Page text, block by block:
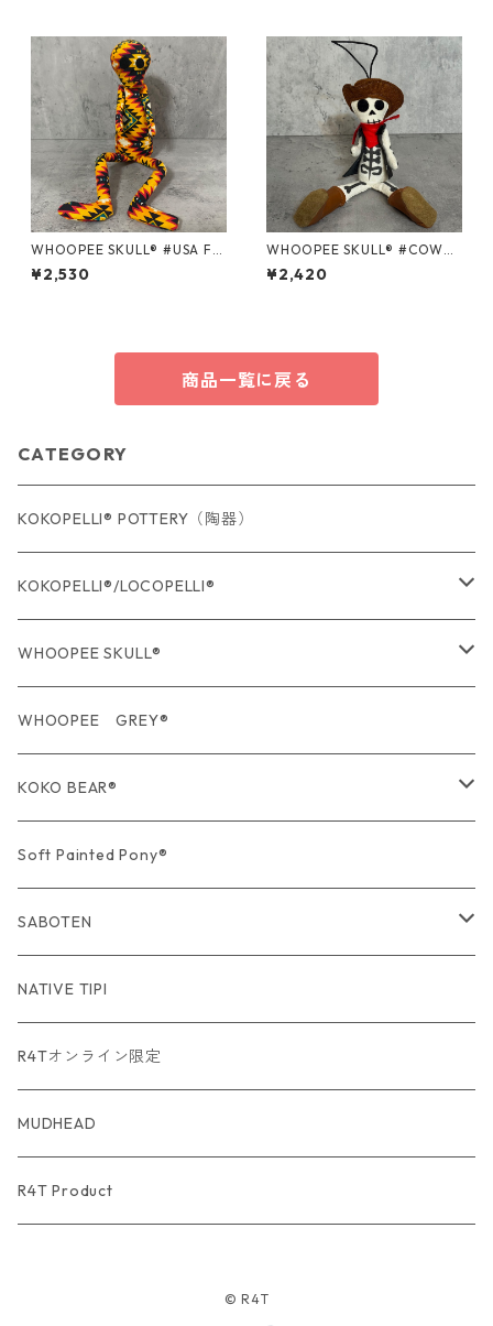
WHOOPEE SKULL® #USA Fa
bric series＃104 /Mサイズ
¥2,530
WHOOPEE SKULL® #COWB
OY WHITE/Sサイズ
¥2,420
商品一覧に戻る
CATEGORY
KOKOPELLI® POTTERY（陶器）
KOKOPELLI®/LOCOPELLI®
USA Fabric series数量限定
期間限定商品
WHOOPEE SKULL®
USA Fabric series数量限定
期間限定商品
WHOOPEE GREY®
KOKO BEAR®
USA Fabric series数量限定
Soft Painted Pony®
SABOTEN
USA Fabric series数量限定
NATIVE TIPI
R4Tオンライン限定
MUDHEAD
R4T Product
© R4T